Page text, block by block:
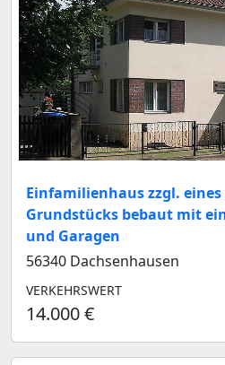
Einfamilienhaus zzgl.
Grundstücks bebaut mit
und Garagen
56340 Dachsenhausen
VERKEHRSWERT
14.000 €